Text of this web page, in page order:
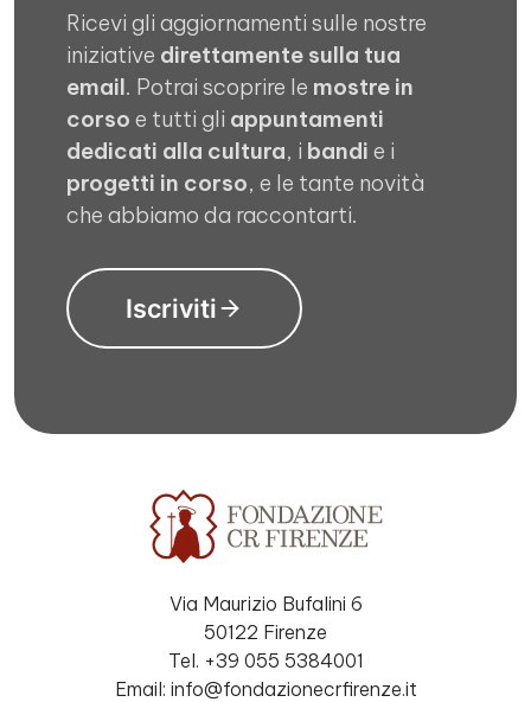
Ricevi gli aggiornamenti sulle nostre
iniziative direttamente sulla tua
email. Potrai scoprire le mostre in
corso e tutti gli appuntamenti
dedicati alla cultura, i bandi e i
progetti in corso, e le tante novità
che abbiamo da raccontarti.
Iscriviti
Via Maurizio Bufalini 6
50122 Firenze
Tel. +39 055 5384001
Email: info@fondazionecrfirenze.it